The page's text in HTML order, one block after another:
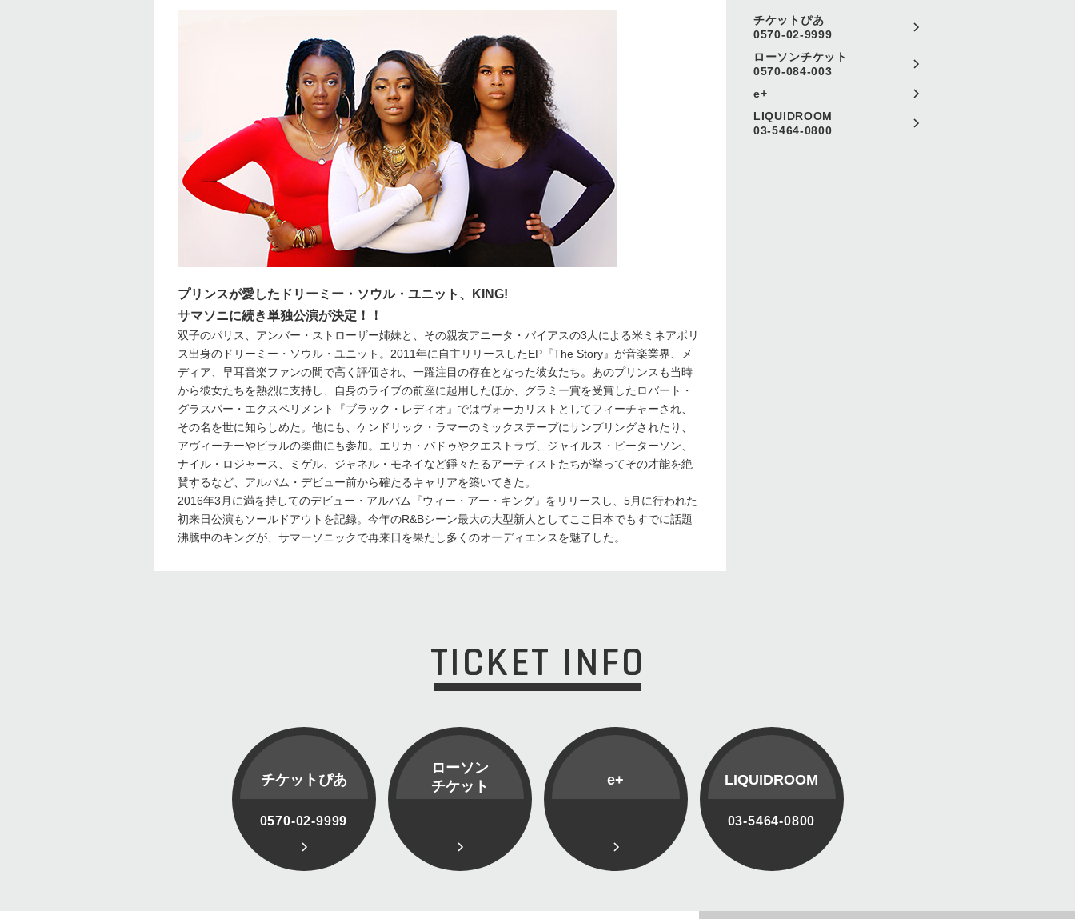
チケットぴあ
0570-02-9999
ローソンチケット
0570-084-003
e+
LIQUIDROOM
03-5464-0800
プリンスが愛したドリーミー・ソウル・ユニット、KING!
サマソニに続き単独公演が決定！！
双子のパリス、アンバー・ストローザー姉妹と、その親友アニータ・バイアスの3人による米ミネアポリ
ス出身のドリーミー・ソウル・ユニット。2011年に自主リリースしたEP『The Story』が音楽業界、メ
ディア、早耳音楽ファンの間で高く評価され、一躍注目の存在となった彼女たち。あのプリンスも当時
から彼女たちを熱烈に支持し、自身のライブの前座に起用したほか、グラミー賞を受賞したロバート・
グラスパー・エクスペリメント『ブラック・レディオ』ではヴォーカリストとしてフィーチャーされ、
その名を世に知らしめた。他にも、ケンドリック・ラマーのミックステープにサンプリングされたり、
アヴィーチーやビラルの楽曲にも参加。エリカ・バドゥやクエストラヴ、ジャイルス・ピーターソン、
ナイル・ロジャース、ミゲル、ジャネル・モネイなど錚々たるアーティストたちが挙ってその才能を絶
賛するなど、アルバム・デビュー前から確たるキャリアを築いてきた。
2016年3月に満を持してのデビュー・アルバム『ウィー・アー・キング』をリリースし、5月に行われた
初来日公演もソールドアウトを記録。今年のR&Bシーン最大の大型新人としてここ日本でもすでに話題
沸騰中のキングが、サマーソニックで再来日を果たし多くのオーディエンスを魅了した。
TICKET INFO
チケットぴあ
0570-02-9999
ローソン
チケット
e+ LIQUIDROOM
03-5464-0800